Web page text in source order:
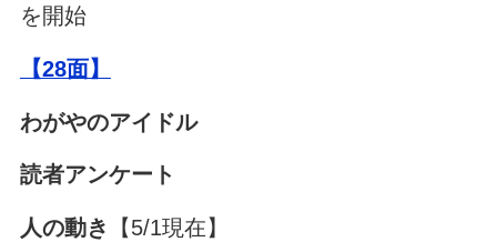
を開始
【28面】
わがやのアイドル
読者アンケート
人の動き 【5/1現在】